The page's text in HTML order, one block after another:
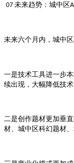
07 未来趋势： 城中区AI
未来六个月内， 城中区
一是技术工具进一步
续出现，大幅降低技术
二是创作题材更加垂
材、 城中区科幻题材、